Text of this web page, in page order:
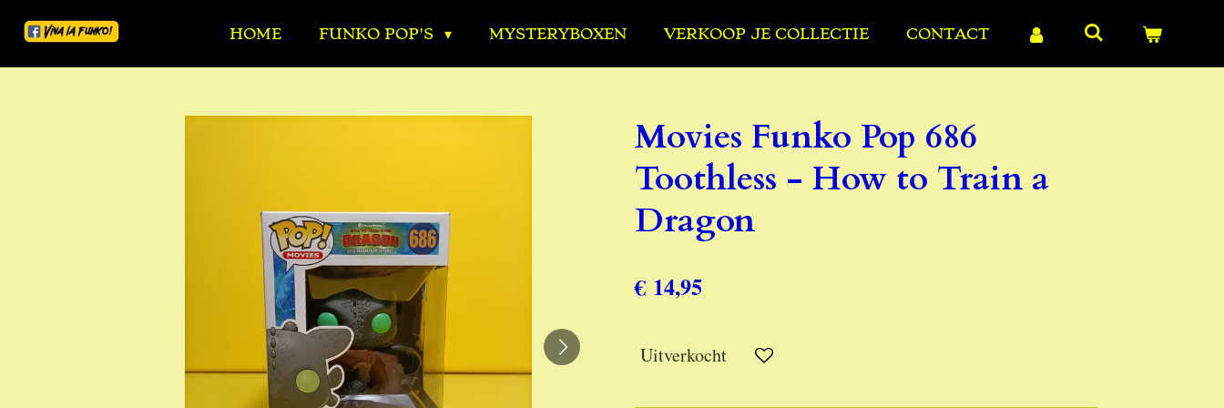
Ga
direct
HOME FUNKO POP'S MYSTERYBOXEN VERKOOP JE COLLECTIE CONTACT
Movies Funko Pop 686
Toothless - How to Train a
Dragon
€ 14,95
Uitverkocht